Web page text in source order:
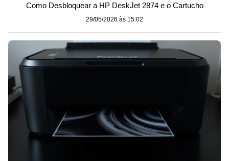
Como Desbloquear a HP DeskJet 2874 e o Cartucho
29/05/2026 às 15:02